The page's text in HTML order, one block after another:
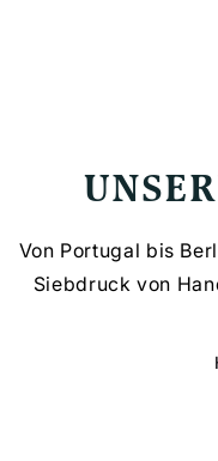
Von Portugal bis
Siebdruck von